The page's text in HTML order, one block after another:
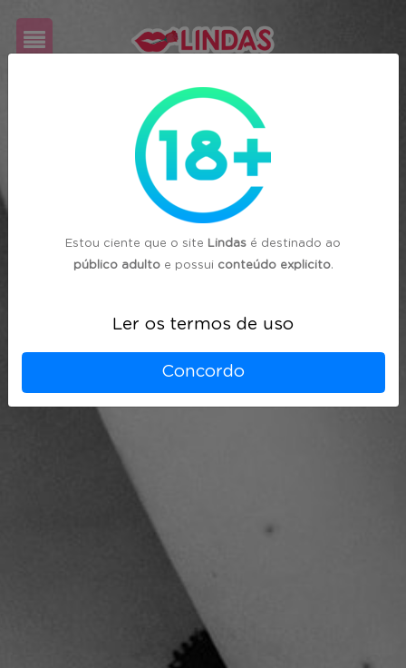
Estou ciente que o site Lindas é destinado ao
público adultoe possui conteúdo explicito.
Ler os termos de uso
Concordo